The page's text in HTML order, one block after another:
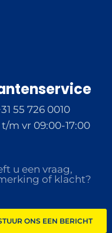
55 726 0010
m vr 09:00-17:00
u een vraag,
of klacht?
ONS EEN BERICHT